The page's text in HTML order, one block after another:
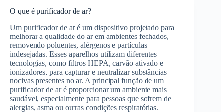
O que é purificador de ar?
Um purificador de ar é um dispositivo projetado para
melhorar a qualidade do ar em ambientes fechados,
removendo poluentes, alérgenos e partículas
indesejadas. Esses aparelhos utilizam diferentes
tecnologias, como filtros HEPA, carvão ativado e
ionizadores, para capturar e neutralizar substâncias
nocivas presentes no ar. A principal função de um
purificador de ar é proporcionar um ambiente mais
saudável, especialmente para pessoas que sofrem de
alergias, asma ou outras condições respiratórias.